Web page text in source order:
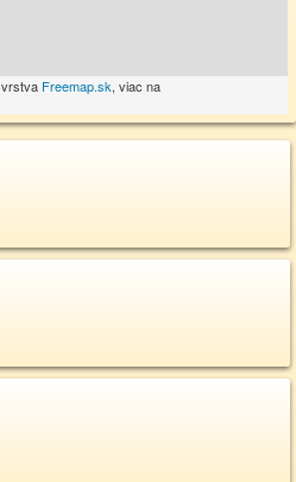
vrstva Freemap.sk, viac na